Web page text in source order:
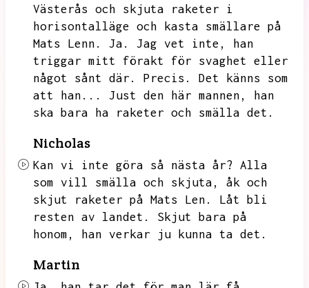
Västerås och skjuta raketer i
horisontalläge och kasta smällare på
Mats Lenn.
Ja. Jag vet inte,
han
triggar mitt förakt för svaghet eller
något sånt där.
Precis.
Det känns som
att han...
Just den här mannen,
han
ska bara ha raketer och smälla det.
Nicholas
Kan vi inte göra så nästa år? Alla
som vill smälla och skjuta,
åk och
skjut raketer på Mats Len.
Låt bli
resten av landet.
Skjut bara på
honom,
han verkar ju kunna ta det.
Martin